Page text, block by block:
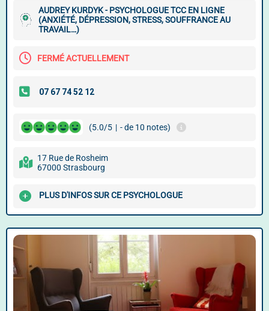
AUDREY KURDYK - PSYCHOLOGUE TCC EN LIGNE
(ANXIÉTÉ, DÉPRESSION, STRESS, SOUFFRANCE AU
TRAVAIL…)
FERMÉ ACTUELLEMENT
(5.0/5 | - de 10 notes)
17 Rue de Rosheim
67000 Strasbourg
PLUS D'INFOS SUR CE PSYCHOLOGUE